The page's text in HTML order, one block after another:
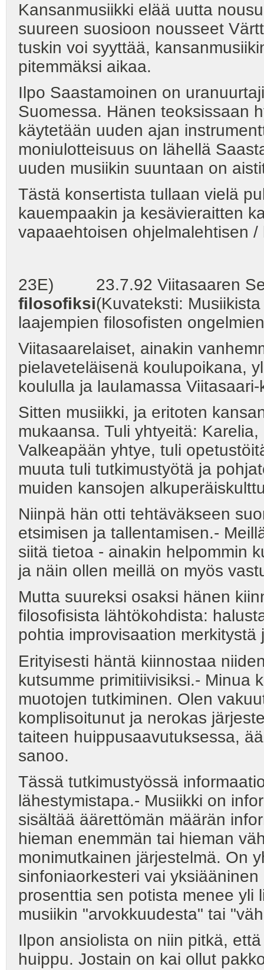
Kansanmusiikki elää uutta
suureen suosioon nousseet
tuskin voi syyttää,
pitemmäksi aikaa.
Ilpo Saastamoinen on
Suomessa. Hänen teoksissaan
käytetään uuden ajan
moniulotteisuus on lähellä
uuden musiikin suuntaan on
Tästä konsertista tullaan vielä
kauempaakin ja kesävieraitten
vapaaehtoisen ohjelmalehtisen
23E) 23.7.92 Viitasaaren
filosofiksi(Kuvateksti:
laajempien filosofisten
Viitasaarelaiset, ainakin
pielaveteläisenä koulupoikana,
koululla ja laulamassa
Sitten musiikki, ja eritoten
mukaansa. Tuli yhtyeitä:
Valkeapään yhtye, tuli
muuta tuli tutkimustyötä ja
muiden kansojen
Niinpä hän otti tehtäväkseen
etsimisen ja tallentamisen.-
siitä tietoa - ainakin helpommin
ja näin ollen meillä on myös
Mutta suureksi osaksi hänen
filosofisista lähtökohdista:
pohtia improvisaation merkitystä
Erityisesti häntä kiinnostaa
kutsumme primitiivisiksi.- Minua
muotojen tutkiminen. Olen
komplisoitunut ja nerokas
taiteen huippusaavutuksessa,
sanoo.
Tässä tutkimustyössä
lähestymistapa.- Musiikki on
sisältää äärettömän määrän
hieman enemmän tai hieman
monimutkainen järjestelmä. On
sinfoniaorkesteri vai
prosenttia sen potista menee yli
musiikin "arvokkuudesta" tai
Ilpon ansiolista on niin pitkä,
huippu. Jostain on kai ollut